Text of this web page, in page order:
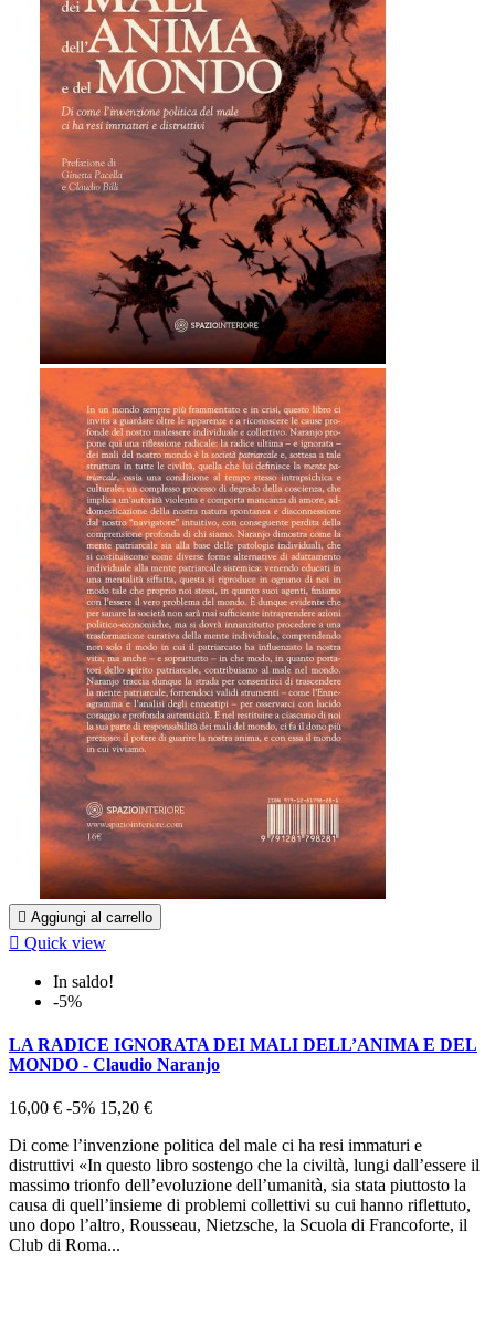
 Aggiungi al carrello
 Quick view
In saldo!
-5%
LA RADICE IGNORATA DEI MALI DELL’ANIMA E DEL
MONDO - Claudio Naranjo
16,00 € -5% 15,20 €
Di come l’invenzione politica del male ci ha resi immaturi e
distruttivi «In questo libro sostengo che la civiltà, lungi dall’essere il
massimo trionfo dell’evoluzione dell’umanità, sia stata piuttosto la
causa di quell’insieme di problemi collettivi su cui hanno riflettuto,
uno dopo l’altro, Rousseau, Nietzsche, la Scuola di Francoforte, il
Club di Roma...